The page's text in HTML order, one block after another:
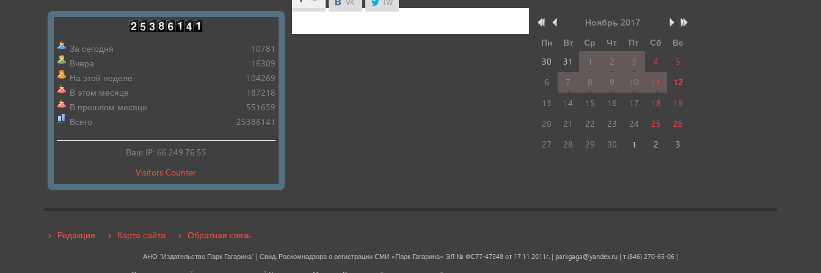
За сегодня
Вчера
На этой неделе
В этом месяце
В прошлом месяце
Всего
10781
16309
104269
187218
551659
25386141
Ваш IP: 66.249.76.55
Visitors Counter
FB VK TW
Ноябрь 2017
Пн
Вт Ср Чт Пт Сб
Вс
30
31 1 2 3 4
5
6
7 8 9 10 11
12
13
14 15 16 17 18
19
20
21 22 23 24 25
26
27
28 29 30 1 2 3
Редакция Карта сайта Обратная связь
АНО "Издательство Парк Гагарина" | Свид. Роскомнадзора о регистрации СМИ «Парк Гагарина» ЭЛ № ФС77-47348 от 17.11 2011г. | parkgaga@yandex.ru | т.(846) 270-65-06 |